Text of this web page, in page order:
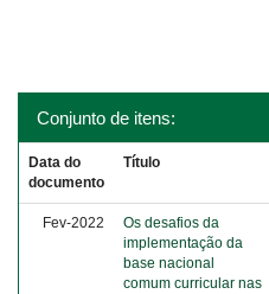
Conjunto de itens:
Data do
documento
Título
Fev-2022
Os desafios da
implementação da
base nacional
comum curricular nas